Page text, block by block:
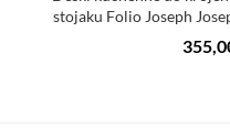
stojaku Folio Joseph